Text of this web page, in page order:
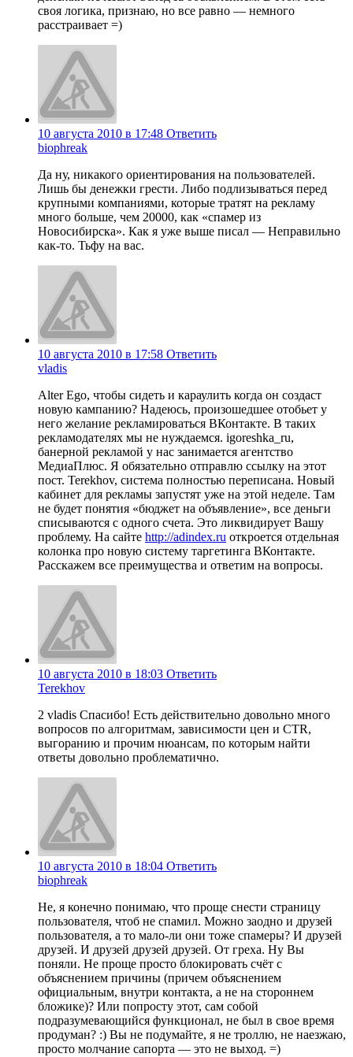
своя логика, признаю, но все равно — немного
расстраивает =)
10 августа 2010 в 17:48 Ответить
biophreak
Да ну, никакого ориентирования на пользователей.
Лишь бы денежки грести. Либо подлизываться перед
крупными компаниями, которые тратят на рекламу
много больше, чем 20000, как «спамер из
Новосибирска». Как я уже выше писал — Неправильно
как-то. Тьфу на вас.
10 августа 2010 в 17:58 Ответить
vladis
Alter Ego, чтобы сидеть и караулить когда он создаст
новую кампанию? Надеюсь, произошедшее отобьет у
него желание рекламироваться ВКонтакте. В таких
рекламодателях мы не нуждаемся. igoreshka_ru,
банерной рекламой у нас занимается агентство
МедиаПлюс. Я обязательно отправлю ссылку на этот
пост. Terekhov, система полностью переписана. Новый
кабинет для рекламы запустят уже на этой неделе. Там
не будет понятия «бюджет на объявление», все деньги
списываются с одного счета. Это ликвидирует Вашу
проблему. На сайте http://adindex.ru откроется отдельная
колонка про новую систему таргетинга ВКонтакте.
Расскажем все преимущества и ответим на вопросы.
10 августа 2010 в 18:03 Ответить
Terekhov
2 vladis Спасибо! Есть действительно довольно много
вопросов по алгоритмам, зависимости цен и CTR,
выгоранию и прочим нюансам, по которым найти
ответы довольно проблематично.
10 августа 2010 в 18:04 Ответить
biophreak
Не, я конечно понимаю, что проще снести страницу
пользователя, чтоб не спамил. Можно заодно и друзей
пользователя, а то мало-ли они тоже спамеры? И друзей
друзей. И друзей друзей друзей. От греха. Ну Вы
поняли. Не проще просто блокировать счёт с
объяснением причины (причем объяснением
официальным, внутри контакта, а не на стороннем
бложике)? Или попросту этот, сам собой
подразумевающийся функционал, не был в свое время
продуман? :) Вы не подумайте, я не троллю, не наезжаю,
просто молчание сапорта — это не выход. =)